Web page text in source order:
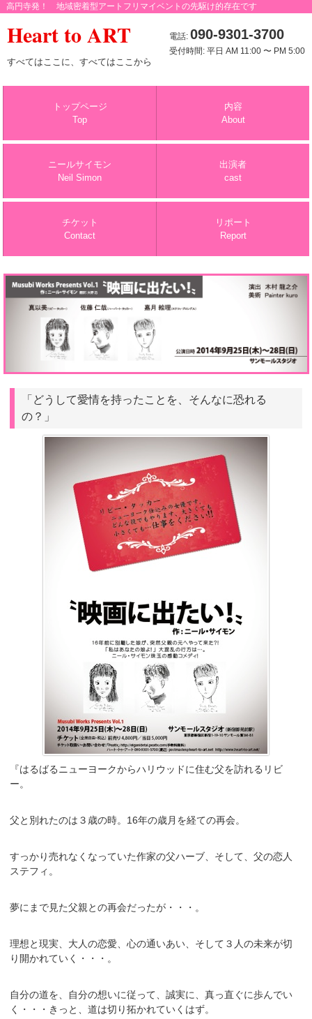
高円寺発！ 地域密着型アートフリマイベントの先駆け的存在です
Heart to ART
すべてはここに、すべてはここから
電話: 090-9301-3700
受付時間: 平日 AM 11:00 〜 PM 5:00
トップページ
Top
内容
About
ニールサイモン
Neil Simon
出演者
cast
チケット
Contact
リポート
Report
「どうして愛情を持ったことを、そんなに恐れる
の？」
『はるばるニューヨークからハリウッドに住む父を訪れるリビ
ー。
父と別れたのは３歳の時。16年の歳月を経ての再会。
すっかり売れなくなっていた作家の父ハーブ、そして、父の恋人
ステフィ。
夢にまで見た父親との再会だったが・・・。
理想と現実、大人の恋愛、心の通いあい、そして３人の未来が切
り開かれていく・・・。
自分の道を、自分の想いに従って、誠実に、真っ直ぐに歩んでい
く・・・きっと、道は切り拓かれていくはず。